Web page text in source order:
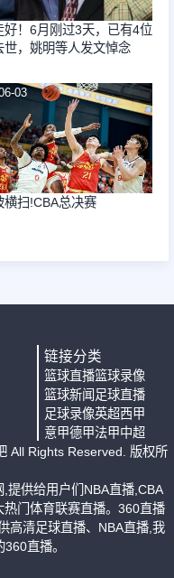
好！6月刚过3天，已有4位
世，姚明等人发文悼念
03
横扫!CBA总决赛
链接分类
篮球直播篮球录像
篮球新闻 足球直播
足球录像英超西甲
意甲德甲法甲中超
All Rights Reserved. 版权所
提供给用户们NBA直播,CBA
门体育联赛直播。360直播
高清足球直播、NBA直播,我
直播。